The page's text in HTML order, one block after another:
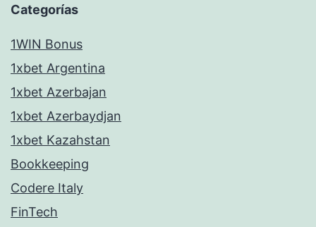
Categorías
1WIN Bonus
1xbet Argentina
1xbet Azerbajan
1xbet Azerbaydjan
1xbet Kazahstan
Bookkeeping
Codere Italy
FinTech